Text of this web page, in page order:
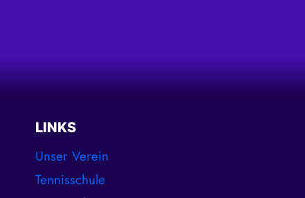
LINKS
Unser Verein
Tennisschule